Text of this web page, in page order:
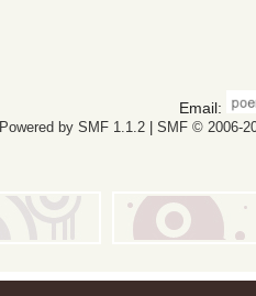
Email:
Powered by SMF 1.1.2| SMF © 2006-